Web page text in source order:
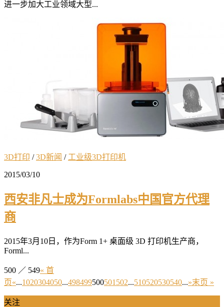
进一步加大工业领域大型...
3D打印 /3D新闻 / 工业级3D打印机
2015/03/10
西安非凡士成为Formlabs中国官方代理
商
2015年3月10日，作为Form 1+ 桌面级 3D 打印机生产商，
Forml...
500 ／ 549« 首
页«...1020304050...498499500501 502...510520530540...»末页 »
关注